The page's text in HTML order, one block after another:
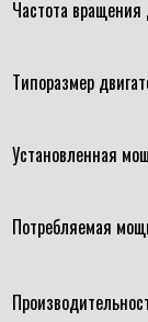
Частота вращения
Типоразмер
Установленная
Потребляемая